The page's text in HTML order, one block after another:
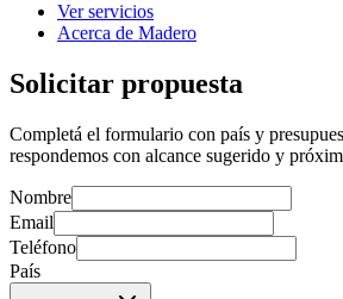
Ver servicios
Acerca de Madero
Solicitar propuesta
Completá el formulario con país y
respondemos con alcance sugerido y
Nombre
Email
Teléfono
País